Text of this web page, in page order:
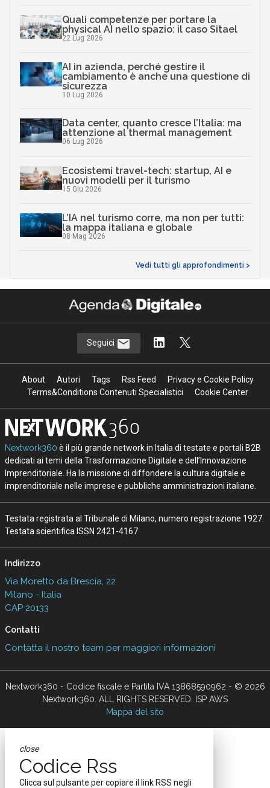
Quali competenze per portare la
physical AI nello spazio: il caso Sitael
22 Lug 2026
AI in azienda, perché gestire il
cambiamento è anche una questione di
sicurezza
10 Lug 2026
Data center, quanto cresce l’Italia: ma
attenzione al thermal management
06 Lug 2026
Ecosistemi travel-tech: startup, AI e
nuovi modelli per il turismo
15 Giu 2026
L’IA nel turismo corre, ma non per tutti:
la mappa italiana e globale
08 Mag 2026
Vedi tutti gli approfondimenti >
Seguici
About Autori Tags Rss Feed
Privacy e Cookie Policy
Terms&Conditions Contenuti Specialistici
Cookie Center
Nextwork360 è il più grande network in Italia di testate e portali B2B
dedicati ai temi della Trasformazione Digitale e dell’Innovazione
Imprenditoriale. Ha la missione di diffondere la cultura digitale e
imprenditoriale nelle imprese e pubbliche amministrazioni italiane.
Testata registrata al Tribunale di Milano, numero registrazione 1927.
Testata scientifica ISSN 2421-4167
Indirizzo
Via Moretto da Brescia, 22
Milano - Italia
CAP 20133
Contatti
Contatta il nostro team per maggiori informazioni
Nextwork360 - Codice fiscale e Partita IVA 13868590962 - © 2026
Nextwork360. ALL RIGHTS RESERVED. ISP AWS
Mappa del sito
close
Codice Rss
Clicca sul pulsante per copiare il link RSS negli